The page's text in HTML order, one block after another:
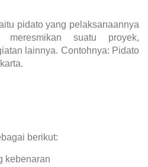
pidato yang pelaksanaannya
meresmikan suatu proyek,
lainnya. Contohnya: Pidato
berikut:
kebenaran